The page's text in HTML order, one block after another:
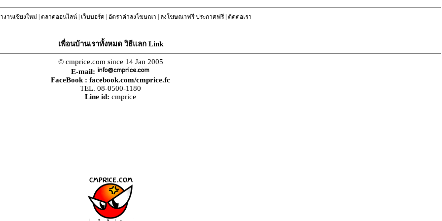
งานเชียงใหม่ | ตลาดออนไลน์| เว็บบอร์ด | อัตราค่าลงโฆษณา | ลงโฆษณาฟรี ประกาศฟรี| ติดต่อเรา
เพื่อนบ้านเราทั้งหมด วิธีแลก Link
© cmprice.com since 14 Jan 2005
E-mail:
FaceBook : facebook.com/cmprice.fc
TEL. 08-0500-1180
Line id: cmprice